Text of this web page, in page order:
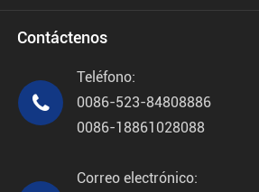
Contáctenos

Teléfono:
0086-523-84808886
0086-18861028088
Correo electrónico: